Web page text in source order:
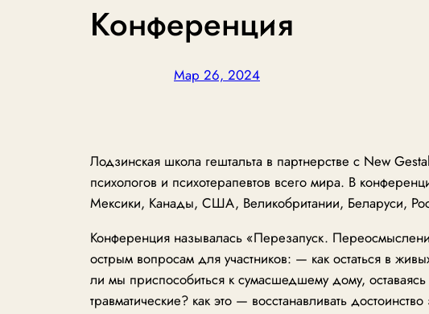
Конференция
Мар 26, 2024
Лодзинская школа гештальта в партнерстве с New
психологов и психотерапевтов всего мира. В
Мексики, Канады, США, Великобритании, Беларуси,
Конференция называлась «Перезапуск.
острым вопросам для участников: — как остаться в
ли мы приспособиться к сумасшедшему дому,
травматические? как это — восстанавливать